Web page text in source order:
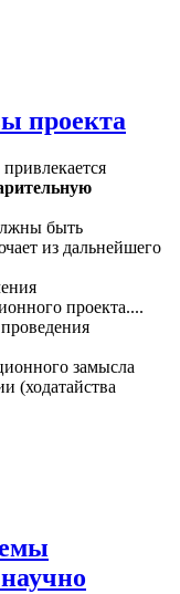
проекта
быть
из дальнейшего
проекта....
проведения
замысла
(ходатайства